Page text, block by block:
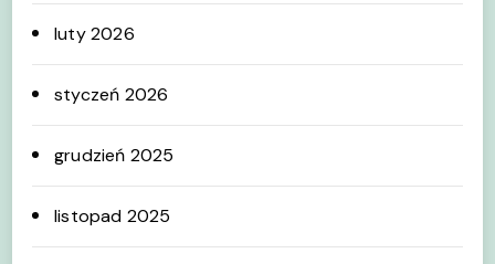
luty 2026
styczeń 2026
grudzień 2025
listopad 2025